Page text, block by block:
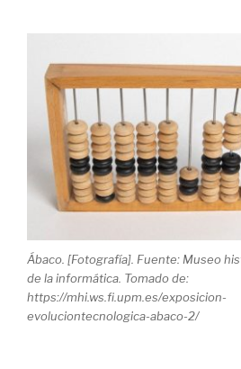
Ábaco. [Fotografía]. Fuente: Museo
de la informática. Tomado de:
https://mhi.ws.fi.upm.es/exposicion-
evoluciontecnologica-abaco-2/